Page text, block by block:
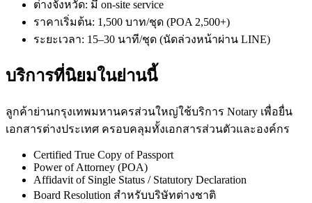
ต่างจังหวัด: มี on-site service
ราคาเริ่มต้น: 1,500 บาท/ชุด (POA 2,500+)
ระยะเวลา: 15–30 นาที/ชุด (นัดล่วงหน้าผ่าน LINE)
บริการที่นิยมในย่านนี้
ลูกค้าย่านกรุงเทพมหานครส่วนใหญ่ใช้บริการ Notary เพื่อยื่น
เอกสารต่างประเทศ ครอบคลุมทั้งเอกสารส่วนตัวและองค์กร
Certified True Copy of Passport
Power of Attorney (POA)
Affidavit of Single Status / Statutory Declaration
Board Resolution สำหรับบริษัทต่างชาติ